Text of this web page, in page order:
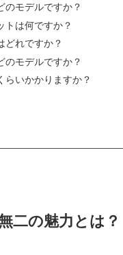
のモデルですか？
トは何ですか？
どれですか？
のモデルですか？
らいかかりますか？
二の魅力とは？